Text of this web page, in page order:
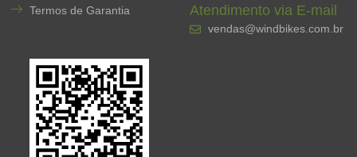
Termos de Garantia
Atendimento via E-mail
vendas@windbikes.com.br